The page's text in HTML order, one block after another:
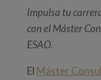
Impulsa tu
con el Máster
ESAO.
El Máster